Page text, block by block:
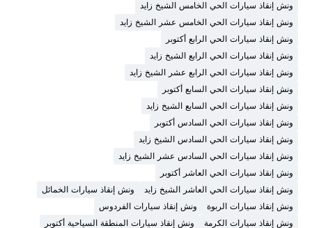
ونش إنقاذ سيارات الحي الخامس الشيخ زايد
ونش إنقاذ سيارات الحي الخامس عشر الشيخ زايد
ونش إنقاذ سيارات الحي الرابع أكتوبر
ونش إنقاذ سيارات الحي الرابع الشيخ زايد
ونش إنقاذ سيارات الحي الرابع عشر الشيخ زايد
ونش إنقاذ سيارات الحي السابع أكتوبر
ونش إنقاذ سيارات الحي السابع الشيخ زايد
ونش إنقاذ سيارات الحي السادس أكتوبر
ونش إنقاذ سيارات الحي السادس الشيخ زايد
ونش إنقاذ سيارات الحي السادس عشر الشيخ زايد
ونش إنقاذ سيارات الحي العاشر أكتوبر
ونش إنقاذ سيارات الحي العاشر الشيخ زايد
ونش إنقاذ سيارات الخمائل
ونش إنقاذ سيارات الربوة
ونش إنقاذ سيارات الفردوس
ونش إنقاذ سيارات الكرمة
ونش إنقاذ سيارات المنطقة السياحية أكتوبر